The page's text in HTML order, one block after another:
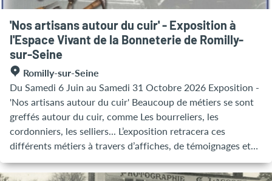
irrésistible qui captive petits et grands. L'exposition se
visite uniquement en visite commentée. La réservation
préalable est vivement conseillée. Horaires : Les mercredis
et week-ends uniquement • Mercredi : 11h • Samedi &
Dimanche : 11h - 14h30 et 16h30
'Nos artisans autour du cuir' - Exposition à
l'Espace Vivant de la Bonneterie de Romilly-
sur-Seine
Romilly-sur-Seine
Du Samedi 6 Juin au Samedi 31 Octobre 2026 Exposition -
'Nos artisans autour du cuir' Beaucoup de métiers se sont
greffés autour du cuir, comme Les bourreliers, les
cordonniers, les selliers... L’exposition retracera ces
différents métiers à travers d’affiches, de témoignages et
rendez-vous